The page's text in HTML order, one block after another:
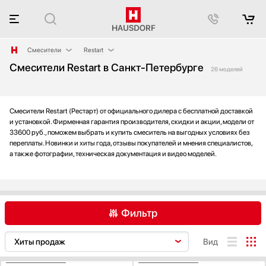
Смесители
Аксессуары
Аромастанции
Барбекю
Беспроводные акустические системы
Блендеры
Варочные центры
Вентиляторы
Весы
Винные шкафы
Restart
Blanco
Omoikiri
Smeg
Teka
Смесители Restart в Санкт-Петербурге 26 моделей
Смесители Restart (Рестарт) от официального дилера с бесплатной доставкой
и установкой. Фирменная гарантия производителя, скидки и акции, модели от
33600 руб., поможем выбрать и купить смеситель на выгодных условиях без
переплаты. Новинки и хиты года, отзывы покупателей и мнения специалистов,
а также фотографии, техническая документация и видео моделей.
Фильтр
Blanco Fulgor Milano
Graude Omoikiri Restart
Вид